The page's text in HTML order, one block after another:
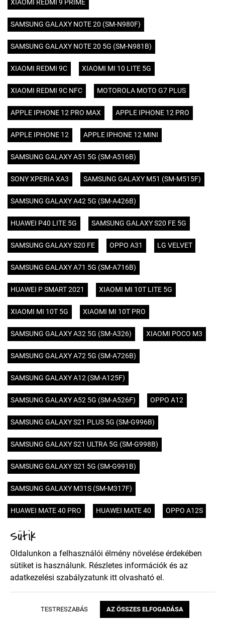
XIAOMI REDMI 9 PRIME
SAMSUNG GALAXY NOTE 20 (SM-N980F)
SAMSUNG GALAXY NOTE 20 5G (SM-N981B)
XIAOMI REDMI 9C XIAOMI MI 10 LITE 5G
XIAOMI REDMI 9C NFC MOTOROLA MOTO G7 PLUS
APPLE IPHONE 12 PRO MAX APPLE IPHONE 12 PRO
APPLE IPHONE 12 APPLE IPHONE 12 MINI
SAMSUNG GALAXY A51 5G (SM-A516B)
SONY XPERIA XA3 SAMSUNG GALAXY M51 (SM-M515F)
SAMSUNG GALAXY A42 5G (SM-A426B)
HUAWEI P40 LITE 5G SAMSUNG GALAXY S20 FE 5G
SAMSUNG GALAXY S20 FE OPPO A31 LG VELVET
SAMSUNG GALAXY A71 5G (SM-A716B)
HUAWEI P SMART 2021 XIAOMI MI 10T LITE 5G
XIAOMI MI 10T 5G XIAOMI MI 10T PRO
SAMSUNG GALAXY A32 5G (SM-A326) XIAOMI POCO M3
SAMSUNG GALAXY A72 5G (SM-A726B)
SAMSUNG GALAXY A12 (SM-A125F)
SAMSUNG GALAXY A52 5G (SM-A526F) OPPO A12
SAMSUNG GALAXY S21 PLUS 5G (SM-G996B)
SAMSUNG GALAXY S21 ULTRA 5G (SM-G998B)
SAMSUNG GALAXY S21 5G (SM-G991B)
SAMSUNG GALAXY M31S (SM-M317F)
HUAWEI MATE 40 PRO HUAWEI MATE 40 OPPO A12S
HUAWEI HONOR 9X PRO
SONY XPERIA 5 II XIAOMI POCO X3 NFC NOKIA 5.4
MOTOROLA MOTO E7
SAMSUNG GALAXY A02S (SM-A025)
Sütik
Oldalunkon a felhasználói élmény növelése érdekében
sütiket is használunk. Részletes információk és az
adatkezelési szabályzatunk itt olvasható el.
TESTRESZABÁS AZ ÖSSZES ELFOGADÁSA